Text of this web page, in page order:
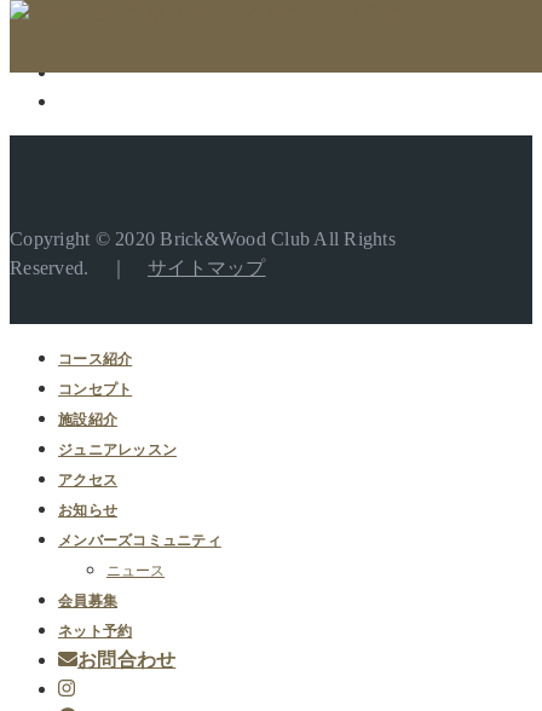
Copyright © 2020 Brick&Wood Club All Rights
Reserved. ｜ サイトマップ
コース紹介
コンセプト
施設紹介
ジュニアレッスン
アクセス
お知らせ
メンバーズコミュニティ
ニュース
会員募集
ネット予約
お問合わせ